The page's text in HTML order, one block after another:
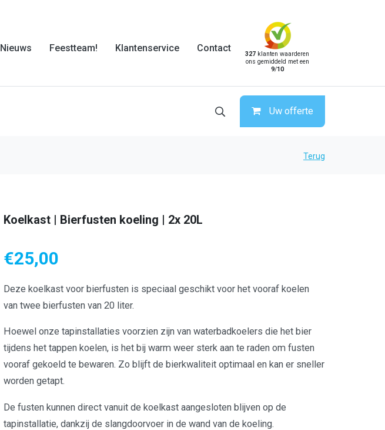
Nieuws Feestteam! Klantenservice Contact
327 klanten waarderen
ons gemiddeld met een
9/10
Uw offerte
Terug
Koelkast | Bierfusten koeling | 2x 20L
€25,00
Deze koelkast voor bierfusten is speciaal geschikt voor het vooraf koelen
van twee bierfusten van 20 liter.
Hoewel onze tapinstallaties voorzien zijn van waterbadkoelers die het bier
tijdens het tappen koelen, is het bij warm weer sterk aan te raden om fusten
vooraf gekoeld te bewaren. Zo blijft de bierkwaliteit optimaal en kan er sneller
worden getapt.
De fusten kunnen direct vanuit de koelkast aangesloten blijven op de
tapinstallatie, dankzij de slangdoorvoer in de wand van de koeling.